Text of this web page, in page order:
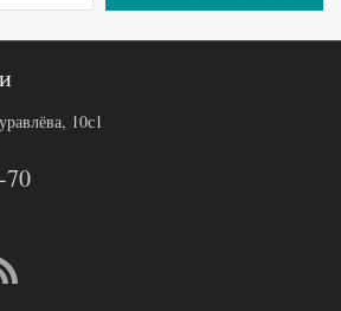
574-689
пух
10с1
70